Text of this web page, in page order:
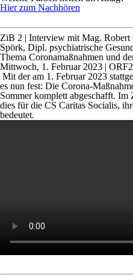
Hier zum Nachhören
ZiB 2 | Interview mit Mag. Robert
Spörk, Dipl. psychiatrische
Thema Coronamaßnahmen und
Mittwoch, 1. Februar 2023 | ORF2
Mit der am 1. Februar 2023
es nun fest: Die Corona-
Sommer komplett abgeschafft.
dies für die CS Caritas Socialis,
bedeutet.